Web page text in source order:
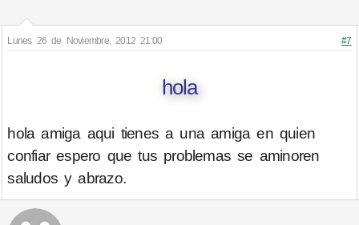
Lunes 26 de Noviembre, 2012 21:00 #7
hola
hola amiga aqui tienes a una amiga en quien
confiar espero que tus problemas se aminoren
saludos y abrazo.